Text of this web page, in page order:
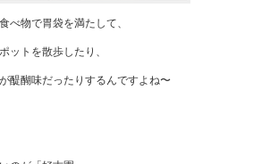
べ物で胃袋を満たして、
ットを散歩したり、
醍醐味だったりするんですよね〜